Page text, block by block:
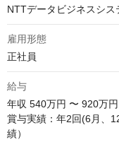
NTTデータビジネスシス
雇用形態
正社員
給与
年収 540万円 〜 920万円
賞与実績：年2回(6月、
績）